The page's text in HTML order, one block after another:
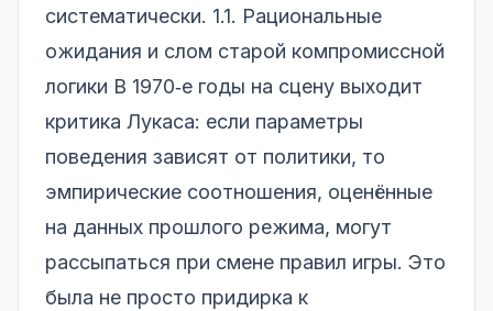
систематически. 1.1. Рациональные
ожидания и слом старой компромиссной
логики В 1970‑е годы на сцену выходит
критика Лукаса: если параметры
поведения зависят от политики, то
эмпирические соотношения, оценённые
на данных прошлого режима, могут
рассыпаться при смене правил игры. Это
была не просто придирка к